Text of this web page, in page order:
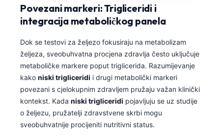
Povezani markeri: Trigliceridi i
integracija metaboličkog panela
Dok se testovi za željezo fokusiraju na metabolizam
željeza, sveobuhvatna procjena zdravlja često uključuje
metaboličke markere poput triglicerida. Razumijevanje
kako niski trigliceridi i drugi metabolički markeri
povezani s cjelokupnim zdravljem pružaju važan klinički
kontekst. Kada niski trigliceridi pojavljuju se uz studije
o željezu, pružatelji zdravstvene skrbi mogu
sveobuhvatnije procijeniti nutritivni status.
ဗမာစာ
ភាសាខ្មែរ
Kiswahili
አማርኛ
Українська
O‘zbekcha
Català
Қазақ тілі